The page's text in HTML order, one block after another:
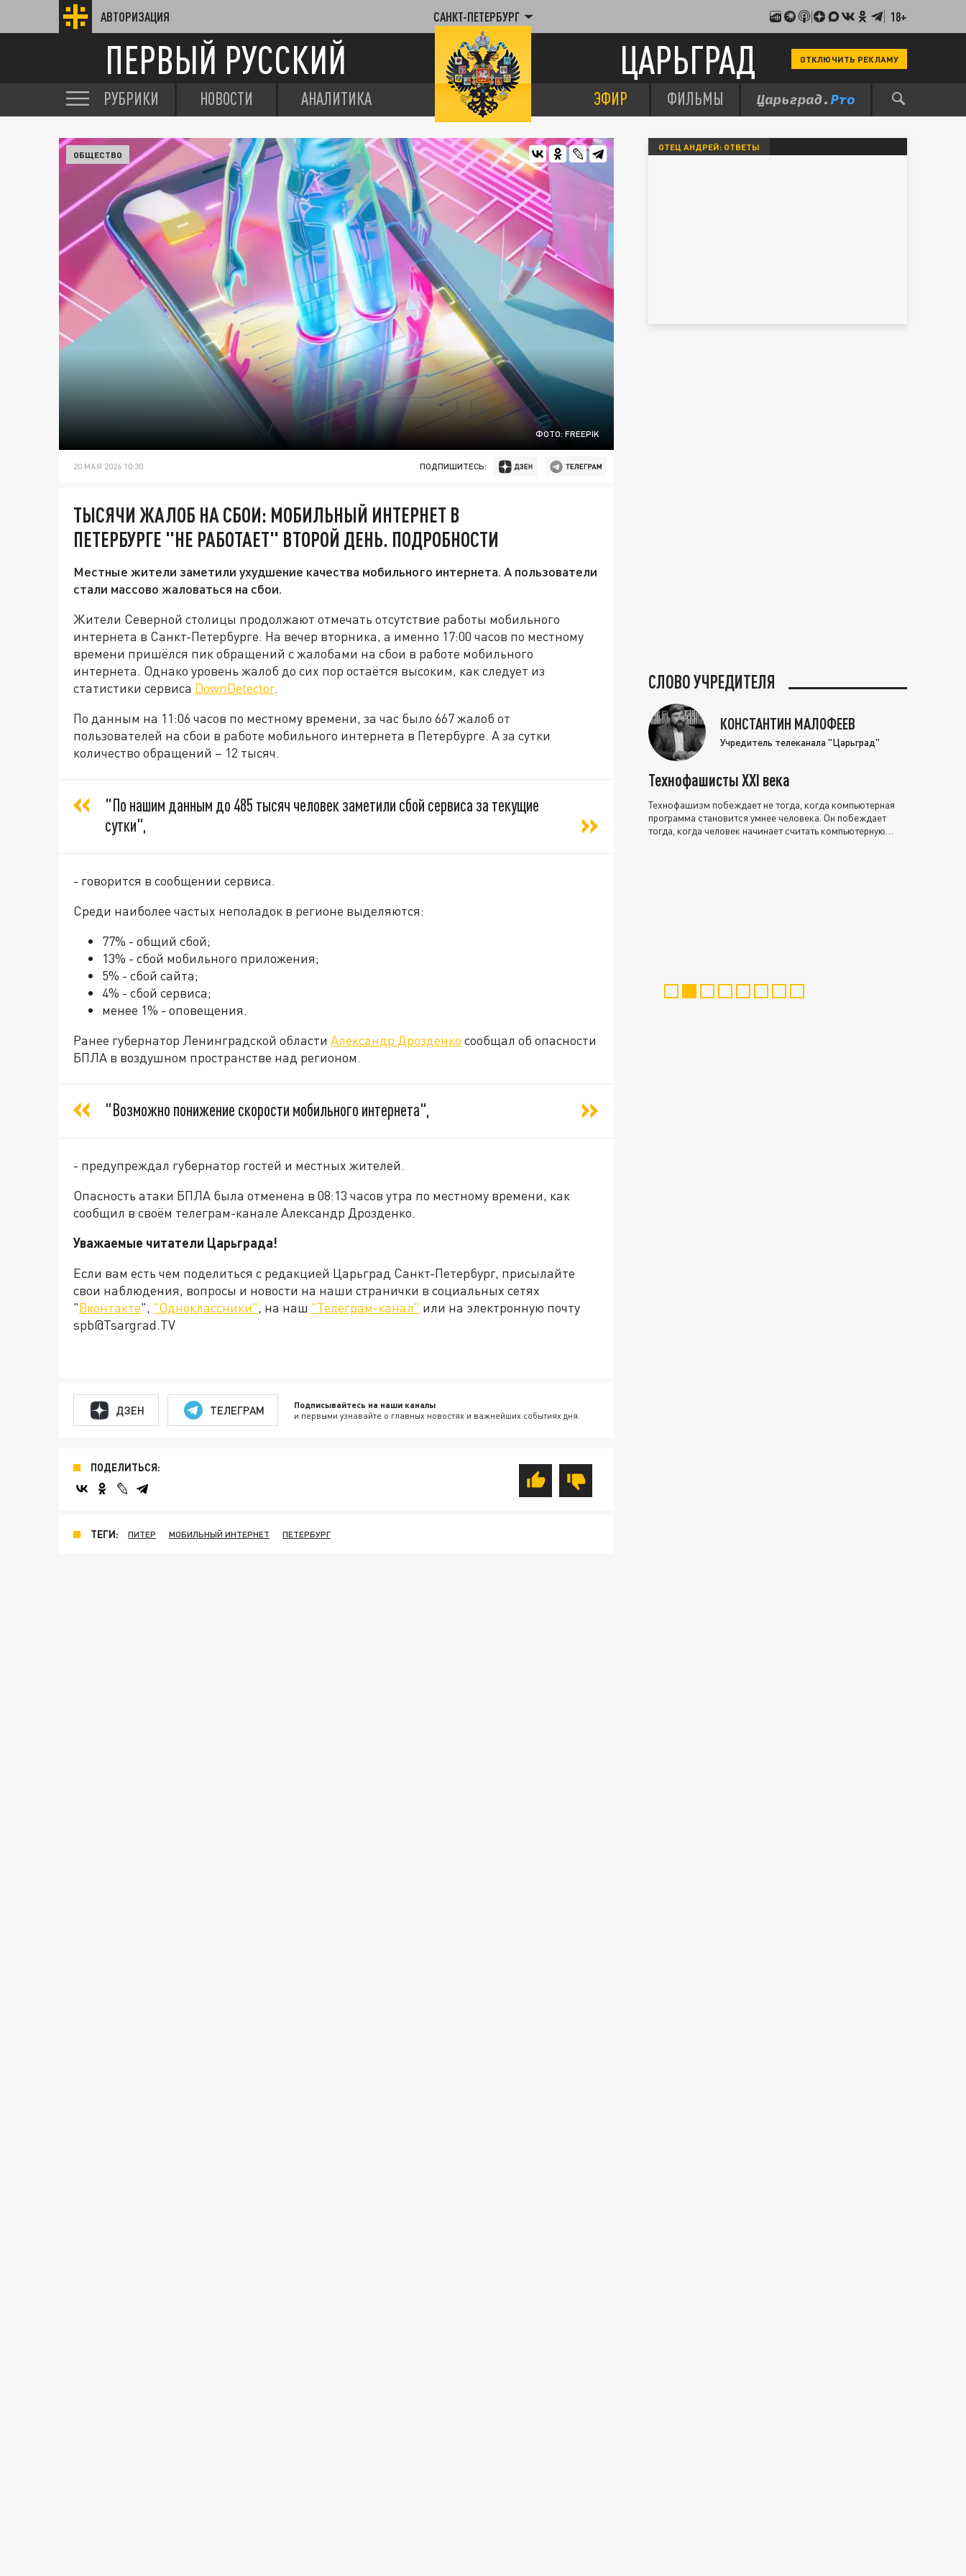
АВТОРИЗАЦИЯ САНКТ-ПЕТЕРБУРГ 18+
ПЕРВЫЙ РУССКИЙ ЦАРЬГРАД ОТКЛЮЧИТЬ РЕКЛАМУ
РУБРИКИ НОВОСТИ АНАЛИТИКА ЭФИР ФИЛЬМЫ
ФОТО: FREEPIK
ОБЩЕСТВО
20 МАЯ 2026 10:30 ПОДПИШИТЕСЬ:
ТЫСЯЧИ ЖАЛОБ НА СБОИ: МОБИЛЬНЫЙ ИНТЕРНЕТ В
ПЕТЕРБУРГЕ "НЕ РАБОТАЕТ" ВТОРОЙ ДЕНЬ. ПОДРОБНОСТИ
Местные жители заметили ухудшение качества мобильного интернета. А пользователи
стали массово жаловаться на сбои.
Жители Северной столицы продолжают отмечать отсутствие работы мобильного
интернета в Санкт-Петербурге. На вечер вторника, а именно 17:00 часов по местному
времени пришёлся пик обращений с жалобами на сбои в работе мобильного
интернета. Однако уровень жалоб до сих пор остаётся высоким, как следует из
статистики сервиса DownDetector.
По данным на 11:06 часов по местному времени, за час было 667 жалоб от
пользователей на сбои в работе мобильного интернета в Петербурге. А за сутки
количество обращений – 12 тысяч.
"По нашим данным до 485 тысяч человек заметили сбой сервиса за текущие
сутки",
- говорится в сообщении сервиса.
Среди наиболее частых неполадок в регионе выделяются:
77% - общий сбой;
13% - сбой мобильного приложения;
5% - сбой сайта;
4% - сбой сервиса;
менее 1% - оповещения.
Ранее губернатор Ленинградской области Александр Дрозденко сообщал об опасности
БПЛА в воздушном пространстве над регионом.
"Возможно понижение скорости мобильного интернета",
- предупреждал губернатор гостей и местных жителей.
Опасность атаки БПЛА была отменена в 08:13 часов утра по местному времени, как
сообщил в своём телеграм-канале Александр Дрозденко.
Уважаемые читатели Царьграда!
Если вам есть чем поделиться с редакцией Царьград Санкт-Петербург, присылайте
свои наблюдения, вопросы и новости на наши странички в социальных сетях
"Вконтакте", "Одноклассники", на наш "Телеграм-канал" или на электронную почту
spb@Tsargrad.TV
ДЗЕН ТЕЛЕГРАМ Подписывайтесь на наши каналы
и первыми узнавайте о главных новостях и важнейших событиях дня.
ПОДЕЛИТЬСЯ:
ТЕГИ: ПИТЕР МОБИЛЬНЫЙ ИНТЕРНЕТ ПЕТЕРБУРГ
ОТЕЦ АНДРЕЙ: ОТВЕТЫ
СЛОВО УЧРЕДИТЕЛЯ
КОНСТАНТИН МАЛОФЕЕВ
Учредитель телеканала "Царьград"
Технофашисты XXI века
Технофашизм побеждает не тогда, когда компьютерная
программа становится умнее человека. Он побеждает
тогда, когда человек начинает считать компьютерную